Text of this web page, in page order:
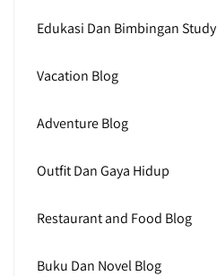
Edukasi Dan Bimbingan Study
Vacation Blog
Adventure Blog
Outfit Dan Gaya Hidup
Restaurant and Food Blog
Buku Dan Novel Blog